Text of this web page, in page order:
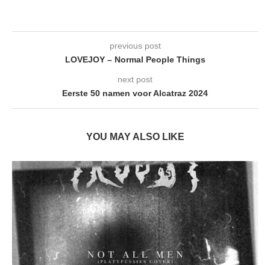
previous post
LOVEJOY – Normal People Things
next post
Eerste 50 namen voor Alcatraz 2024
YOU MAY ALSO LIKE